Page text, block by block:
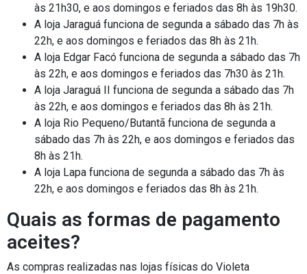
às 21h30, e aos domingos e feriados das 8h às 19h30.
A loja Jaraguá funciona de segunda a sábado das 7h às
22h, e aos domingos e feriados das 8h às 21h.
A loja Edgar Facó funciona de segunda a sábado das 7h
às 22h, e aos domingos e feriados das 7h30 às 21h.
A loja Jaraguá II funciona de segunda a sábado das 7h
às 22h, e aos domingos e feriados das 8h às 21h.
A loja Rio Pequeno/Butantã funciona de segunda a
sábado das 7h às 22h, e aos domingos e feriados das
8h às 21h.
A loja Lapa funciona de segunda a sábado das 7h às
22h, e aos domingos e feriados das 8h às 21h.
Quais as formas de pagamento
aceites?
As compras realizadas nas lojas físicas do Violeta